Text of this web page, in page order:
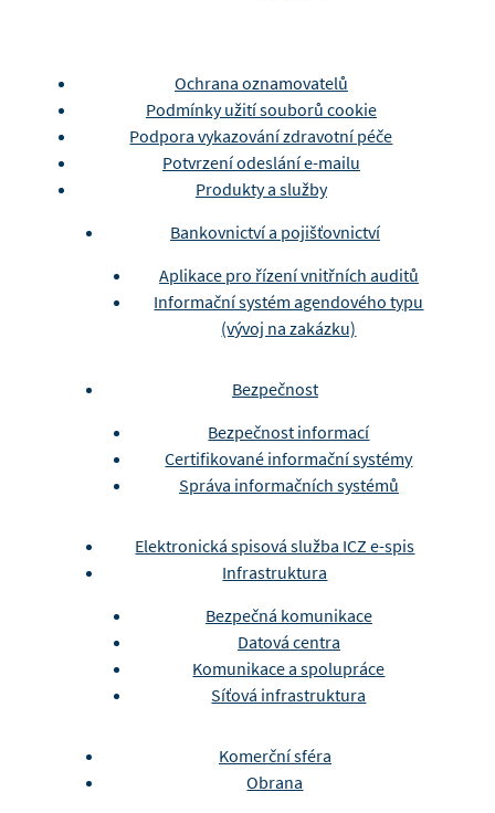
Ochrana oznamovatelů
Podmínky užití souborů cookie
Podpora vykazování zdravotní péče
Potvrzení odeslání e-mailu
Produkty a služby
Bankovnictví a pojišťovnictví
Aplikace pro řízení vnitřních auditů
Informační systém agendového typu
(vývoj na zakázku)
Bezpečnost
Bezpečnost informací
Certifikované informační systémy
Správa informačních systémů
Elektronická spisová služba ICZ e-spis
Infrastruktura
Bezpečná komunikace
Datová centra
Komunikace a spolupráce
Síťová infrastruktura
Komerční sféra
Obrana